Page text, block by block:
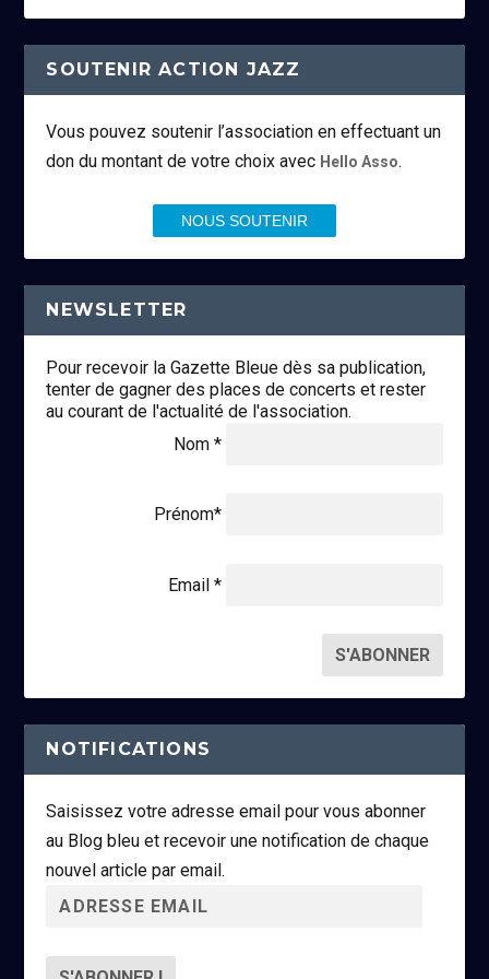
SOUTENIR ACTION JAZZ
Vous pouvez soutenir l’association en effectuant un
don du montant de votre choix avec Hello Asso.
NOUS SOUTENIR
NEWSLETTER
Pour recevoir la Gazette Bleue dès sa publication,
tenter de gagner des places de concerts et rester
au courant de l'actualité de l'association.
Nom *
Prénom*
Email *
NOTIFICATIONS
Saisissez votre adresse email pour vous abonner
au Blog bleu et recevoir une notification de chaque
nouvel article par email.
r